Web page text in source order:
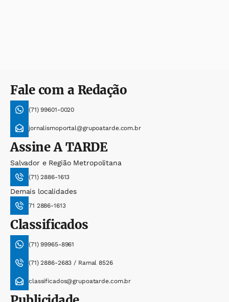
Fale com a Redação
(71) 99601-0020
jornalismoportal@grupoatarde.com.br
AssineA TARDE
Salvador e Região Metropolitana
(71) 2886-1613
Demais localidades
71 2886-1613
Classificados
(71) 99965-8961
(71) 2886-2683 / Ramal 8526
classificados@grupoatarde.com.br